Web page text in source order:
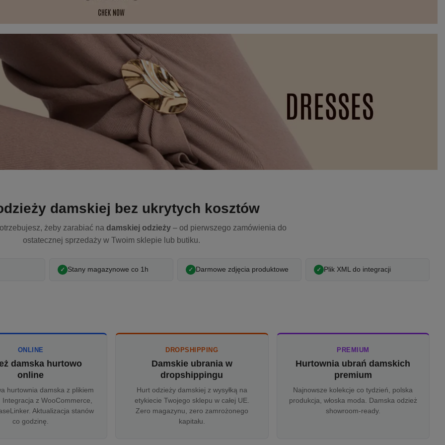
damskiej bez ukrytych kosztów
żeby zarabiać na damskiej odzieży – od pierwszego zamówienia do
ostatecznej sprzedaży w Twoim sklepie lub butiku.
Stany magazynowe co 1h Darmowe zdjęcia produktowe Plik XML do integracji
ONLINE
damska hurtowo
online
hurtownia damska z plikiem
Integracja z WooCommerce,
Aktualizacja stanów
co godzinę.
DROPSHIPPING
Damskie ubrania w
dropshippingu
Hurt odzieży damskiej z wysyłką na
etykiecie Twojego sklepu w całej UE.
Zero magazynu, zero zamrożonego
kapitału.
PREMIUM
Hurtownia ubrań damskich
premium
Najnowsze kolekcje co tydzień, polska
produkcja, włoska moda. Damska odzież
showroom-ready.